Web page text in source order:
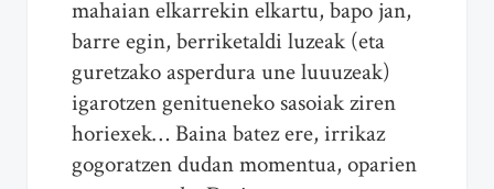
mahaian elkarrekin elkartu, bapo jan,
barre egin, berriketaldi luzeak (eta
guretzako asperdura une luuuzeak)
igarotzen genitueneko sasoiak ziren
horiexek… Baina batez ere, irrikaz
gogoratzen dudan momentua, oparien